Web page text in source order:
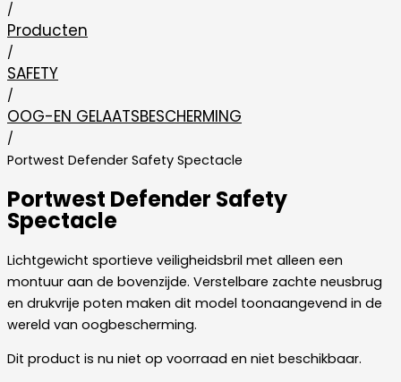
/
Producten
/
SAFETY
/
OOG-EN GELAATSBESCHERMING
/
Portwest Defender Safety Spectacle
Portwest Defender Safety
Spectacle
Lichtgewicht sportieve veiligheidsbril met alleen een
montuur aan de bovenzijde. Verstelbare zachte neusbrug
en drukvrije poten maken dit model toonaangevend in de
wereld van oogbescherming.
Dit product is nu niet op voorraad en niet beschikbaar.